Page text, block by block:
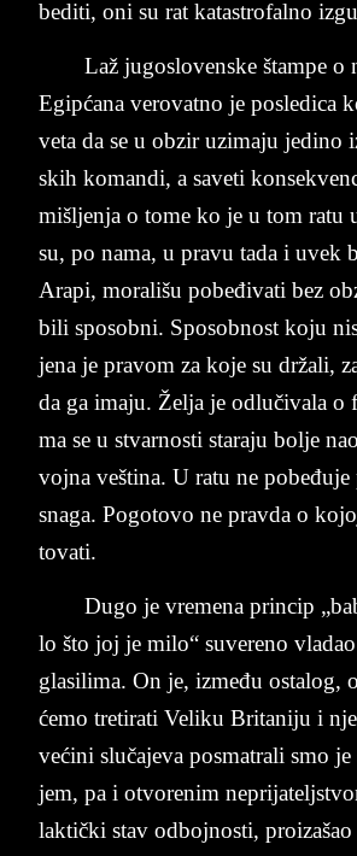
be­di­ti, oni su rat ka­ta­stro­fal­no
Laž ju­go­slo­ven­ske štam­pe o
Egipćana ve­ro­vat­no je po­sle­di­ca
ve­ta da se u ob­zir uzi­ma­ju je­di­no
skih ko­man­di, a sa­ve­ti
mi­šljen­ja o tome ko je u tom ratu
su, po nama, u pra­vu tada i uvek
Ara­pi, mo­ra­li­šu pobeđivati bez
bili sposobni. Spo­sobnost koju
je­na je pra­vom za koje su držali,
da ga ima­ju. Želja je odlučiva­la
ma se u stvar­no­sti sta­ra­ju bol­je
voj­na vešt­ina. U ratu ne pobeđuje
sna­ga. Po­go­to­vo ne prav­da o
to­va­ti.
Dugo je vre­me­na prin­cip
lo što joj je m­i­lo“ su­ve­re­no
gla­si­li­ma. On je, između osta­log,
ćemo tre­ti­rati Ve­li­ku Bri­ta­ni­ju i
većini slučaje­va po­sma­tra­li smo
jem, pa i otvo­re­nim
laktički stav od­boj­no­sti,